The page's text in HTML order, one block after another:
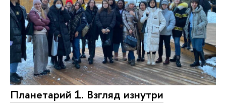
Планетарий 1. Взгляд изнутри